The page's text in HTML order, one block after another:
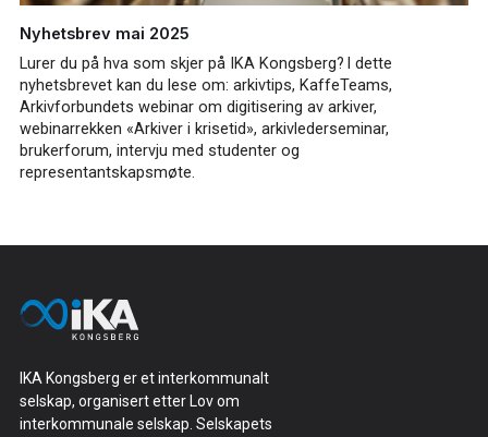
Nyhetsbrev mai 2025
Lurer du på hva som skjer på IKA Kongsberg? I dette
nyhetsbrevet kan du lese om: arkivtips, KaffeTeams,
Arkivforbundets webinar om digitisering av arkiver,
webinarrekken «Arkiver i krisetid», arkivlederseminar,
brukerforum, intervju med studenter og
representantskapsmøte.
IKA Kongsberg er et interkommunalt
selskap, organisert etter Lov om
interkommunale selskap. Selskapets